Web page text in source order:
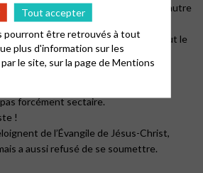
côté sectaire, elle l’est aussi de l’autre
jours, le risque de vivre comme tout le
ceux qui ont crucifié Jésus.
forcément sectaire.
!
de l’Évangile de Jésus-Christ,
a aussi refusé de se soumettre.
Tout accepter
pourront être retrouvés à tout
plus d'information sur les
le site, sur la page deMentions